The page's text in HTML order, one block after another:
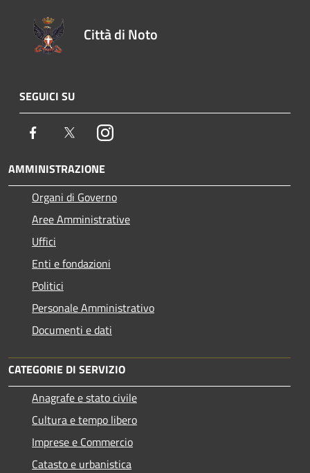
Città di Noto
SEGUICI SU
Facebook TwitterInstagram
AMMINISTRAZIONE
Organi di Governo
Aree Amministrative
Uffici
Enti e fondazioni
Politici
Personale Amministrativo
Documenti e dati
CATEGORIE DI SERVIZIO
Anagrafe e stato civile
Cultura e tempo libero
Imprese e Commercio
Catasto e urbanistica